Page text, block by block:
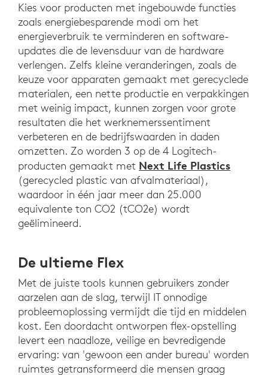
Kies voor producten met ingebouwde functies
zoals energiebesparende modi om het
energieverbruik te verminderen en software-
updates die de levensduur van de hardware
verlengen. Zelfs kleine veranderingen, zoals de
keuze voor apparaten gemaakt met gerecyclede
materialen, een nette productie en verpakkingen
met weinig impact, kunnen zorgen voor grote
resultaten die het werknemerssentiment
verbeteren en de bedrijfswaarden in daden
omzetten. Zo worden 3 op de 4 Logitech-
producten gemaakt met Next Life Plastics
(gerecycled plastic van afvalmateriaal),
waardoor in één jaar meer dan 25.000
equivalente ton CO2 (tCO2e) wordt
geëlimineerd.
De ultieme Flex
Met de juiste tools kunnen gebruikers zonder
aarzelen aan de slag, terwijl IT onnodige
probleemoplossing vermijdt die tijd en middelen
kost. Een doordacht ontworpen flex-opstelling
levert een naadloze, veilige en bevredigende
ervaring: van 'gewoon een ander bureau' worden
ruimtes getransformeerd die mensen graag